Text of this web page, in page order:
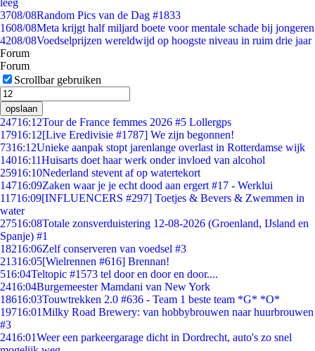
leeg
3708/08Random Pics van de Dag #1833
1608/08Meta krijgt half miljard boete voor mentale schade bij jongeren
4208/08Voedselprijzen wereldwijd op hoogste niveau in ruim drie jaar
Forum
Forum
Scrollbar gebruiken
opslaan
24716:12Tour de France femmes 2026 #5 Lollergps
17916:12[Live Eredivisie #1787] We zijn begonnen!
7316:12Unieke aanpak stopt jarenlange overlast in Rotterdamse wijk
14016:11Huisarts doet haar werk onder invloed van alcohol
25916:10Nederland stevent af op watertekort
14716:09Zaken waar je je echt dood aan ergert #17 - Werklui
11716:09[INFLUENCERS #297] Toetjes & Bevers & Zwemmen in
water
27516:08Totale zonsverduistering 12-08-2026 (Groenland, IJsland en
Spanje) #1
18216:06Zelf conserveren van voedsel #3
21316:05[Wielrennen #616] Brennan!
516:04Teltopic #1573 tel door en door en door....
2416:04Burgemeester Mamdani van New York
18616:03Touwtrekken 2.0 #636 - Team 1 beste team *G* *O*
19716:01Milky Road Brewery: van hobbybrouwen naar huurbrouwen
#3
2416:01Weer een parkeergarage dicht in Dordrecht, auto's zo snel